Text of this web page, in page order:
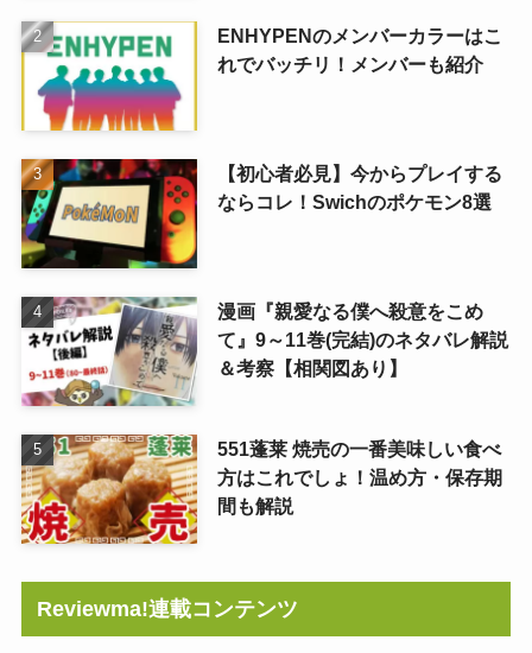
ENHYPENのメンバーカラーはこ
れでバッチリ！メンバーも紹介
【初心者必見】今からプレイする
ならコレ！Swichのポケモン8選
漫画『親愛なる僕へ殺意をこめ
て』9～11巻(完結)のネタバレ解説
＆考察【相関図あり】
551蓬莱 焼売の一番美味しい食べ
方はこれでしょ！温め方・保存期
間も解説
Reviewma!連載コンテンツ